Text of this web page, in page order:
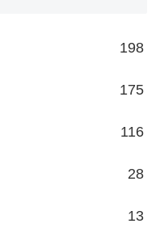
198
175
116
28
13